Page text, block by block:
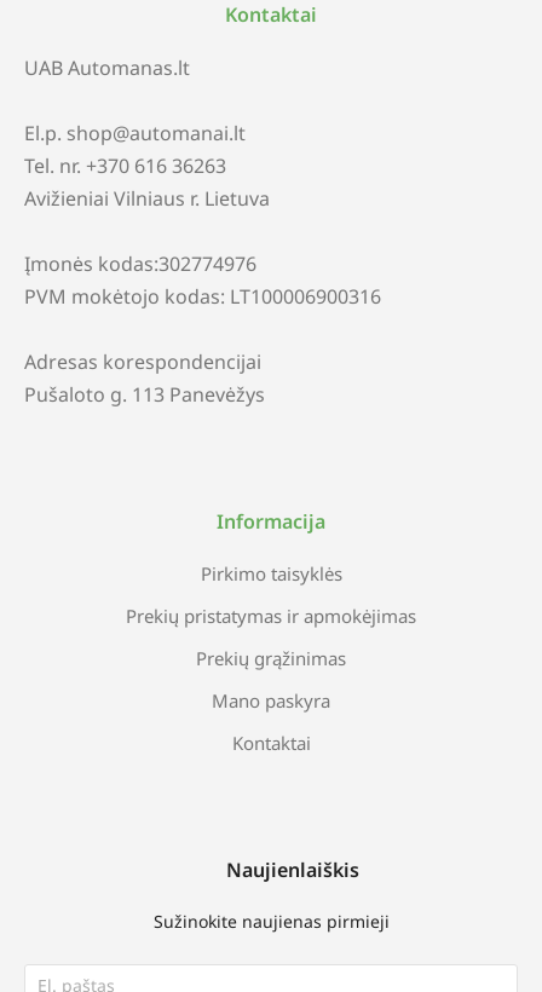
Kontaktai
UAB Automanas.lt
El.p. shop@automanai.lt
Tel. nr. +370 616 36263
Avižieniai Vilniaus r. Lietuva
Įmonės kodas:302774976
PVM mokėtojo kodas: LT100006900316
Adresas korespondencijai
Pušaloto g. 113 Panevėžys
Informacija
Pirkimo taisyklės
Prekių pristatymas ir apmokėjimas
Prekių grąžinimas
Mano paskyra
Kontaktai
Naujienlaiškis
Sužinokite naujienas pirmieji